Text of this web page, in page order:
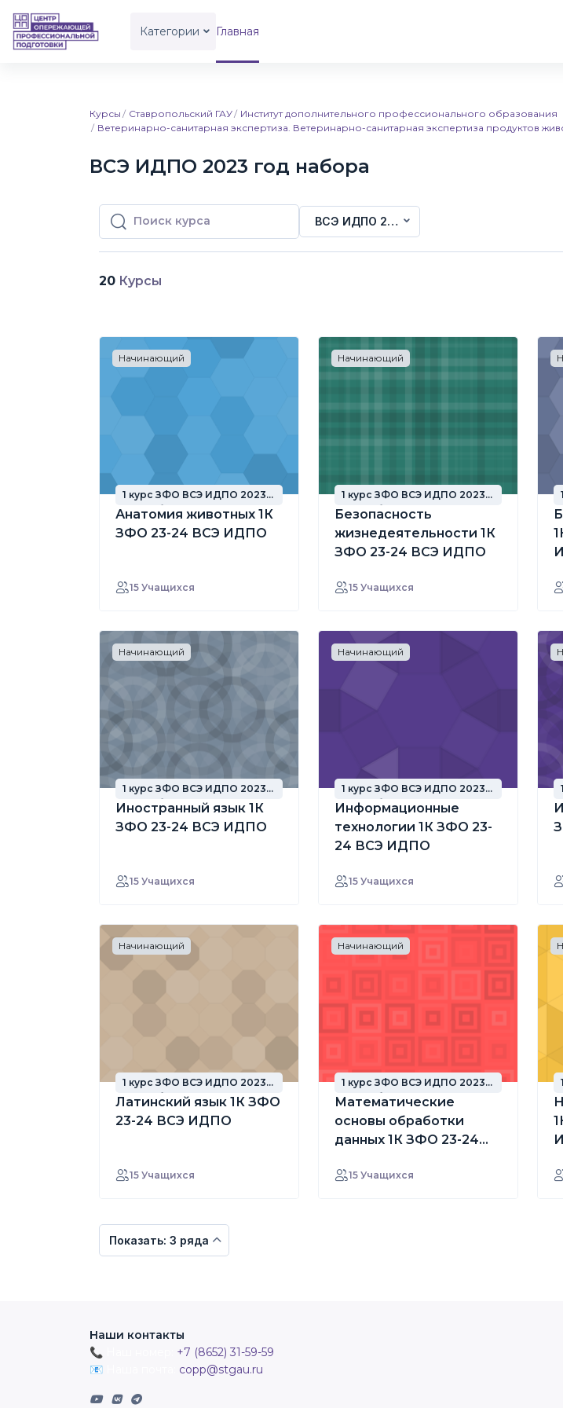
Категории Главная
Курсы Ставропольский ГАУ
Институт дополнительного профессионального образования
Ветеринарно-санитарная экспертиза. Ветеринарно-санитарная экспертиза продуктов
ВСЭ ИДПО 2023 год набора
Поиск курса
Поиск курса
ВСЭ ИДПО 2023 год набора
20 Курсы
Начинающий
1 курс ЗФО ВСЭ ИДПО 2023
год набора
Анатомия животных 1К
ЗФО 23-24 ВСЭ ИДПО
15 Учащихся
Начинающий
1 курс ЗФО ВСЭ ИДПО 2023
год набора
Безопасность
жизнедеятельности 1К
ЗФО 23-24 ВСЭ ИДПО
15 Учащихся
Начинающий
1 курс ЗФО ВСЭ ИДПО 2023
год набора
Иностранный язык 1К
ЗФО 23-24 ВСЭ ИДПО
15 Учащихся
Начинающий
1 курс ЗФО ВСЭ ИДПО 2023
год набора
Информационные
технологии 1К ЗФО 23-
24 ВСЭ ИДПО
15 Учащихся
Начинающий
1 курс ЗФО ВСЭ ИДПО 2023
год набора
Латинский язык 1К ЗФО
23-24 ВСЭ ИДПО
15 Учащихся
Начинающий
1 курс ЗФО ВСЭ ИДПО 2023
год набора
Математические
основы обработки
данных 1К ЗФО 23-24
15 Учащихся
Показать: 3 ряда
Наши контакты
📞 Наш номер: +7 (8652) 31-59-59
📧 Наша почта: copp@stgau.ru